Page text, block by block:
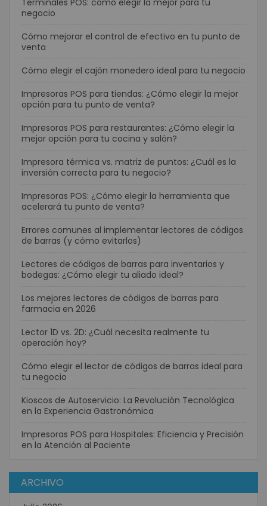
Terminales POS: cómo elegir la mejor para tu
negocio
Cómo mejorar el control de efectivo en tu punto de
venta
Cómo elegir el cajón monedero ideal para tu negocio
Impresoras POS para tiendas: ¿Cómo elegir la mejor
opción para tu punto de venta?
Impresoras POS para restaurantes: ¿Cómo elegir la
mejor opción para tu cocina y salón?
Impresora térmica vs. matriz de puntos: ¿Cuál es la
inversión correcta para tu negocio?
Impresoras POS: ¿Cómo elegir la herramienta que
acelerará tu punto de venta?
Errores comunes al implementar lectores de códigos
de barras (y cómo evitarlos)
Lectores de códigos de barras para inventarios y
bodegas: ¿Cómo elegir tu aliado ideal?
Los mejores lectores de códigos de barras para
farmacia en 2026
Lector 1D vs. 2D: ¿Cuál necesita realmente tu
operación hoy?
Cómo elegir el lector de códigos de barras ideal para
tu negocio
Kioscos de Autoservicio: La Revolución Tecnológica
en la Experiencia Gastronómica
Impresoras POS para Hospitales: Eficiencia y Precisión
en la Atención al Paciente
ARCHIVO